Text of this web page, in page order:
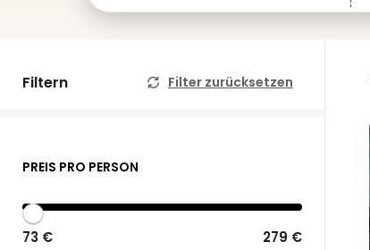
Filtern Filter zurücksetzen
PREIS PRO PERSON
73 € 279 €